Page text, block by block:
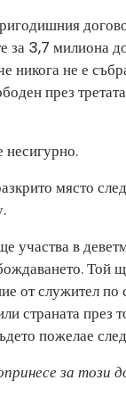
за 3,7 милиона
никога не е
през
място след
участва в
Той
от служител по
страната през
пожелае
за този